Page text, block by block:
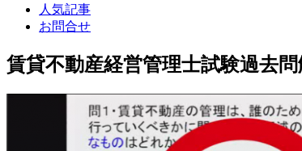
人気記事
お問合せ
賃貸不動産経営管理士試験過去